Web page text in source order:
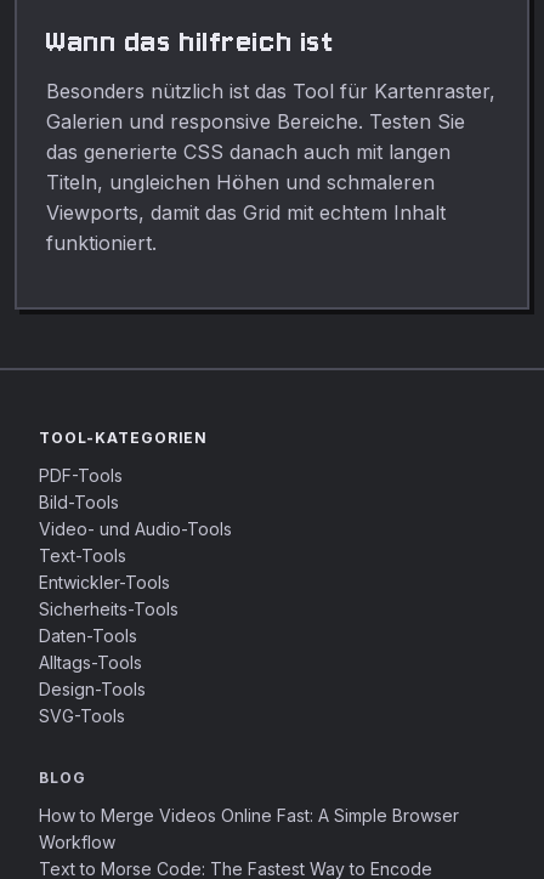
Wann das hilfreich ist
Besonders nützlich ist das Tool für Kartenraster,
Galerien und responsive Bereiche. Testen Sie
das generierte CSS danach auch mit langen
Titeln, ungleichen Höhen und schmaleren
Viewports, damit das Grid mit echtem Inhalt
funktioniert.
TOOL-KATEGORIEN
PDF-Tools
Bild-Tools
Video- und Audio-Tools
Text-Tools
Entwickler-Tools
Sicherheits-Tools
Daten-Tools
Alltags-Tools
Design-Tools
SVG-Tools
BLOG
How to Merge Videos Online Fast: A Simple Browser
Workflow
Text to Morse Code: The Fastest Way to Encode